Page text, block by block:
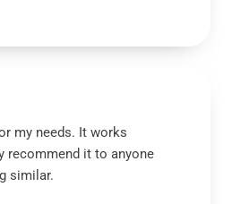
my needs. It works
recommend it to anyone
similar.